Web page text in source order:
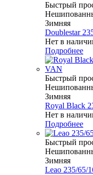
Быстрый
Зимняя
Doublestar
Нет в
Подробнее
Быстрый
Зимняя
Royal Black
Нет в
Подробнее
Быстрый
Зимняя
Leao 235/65/